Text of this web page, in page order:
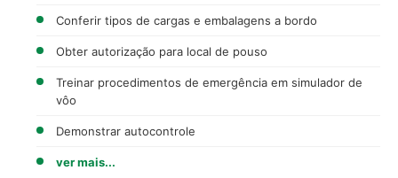
Conferir tipos de cargas e embalagens a bordo
Obter autorização para local de pouso
Treinar procedimentos de emergência em simulador de
vôo
Demonstrar autocontrole
ver mais...